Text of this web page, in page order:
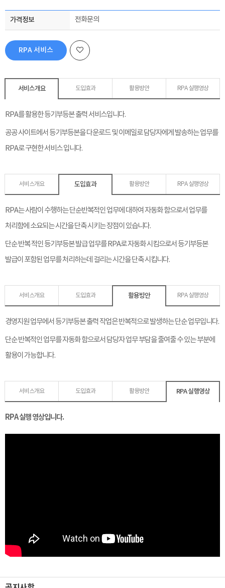
가격정보 전화문의
RPA 서비스
서비스개요 도입효과 활용방안 RPA 실행영상
RPA를 활용한 등기부등본 출력 서비스입니다.
공공 사이트에서 등기부등본을 다운로드 및 이메일로 담당자에게 발송하는 업무를
RPA로 구현한 서비스 입니다.
서비스개요 도입효과 활용방안 RPA 실행영상
RPA는 사람이 수행하는 단순반복적인 업무에 대하여 자동화 함으로서 업무를
처리함에 소요되는 시간을 단축 시키는 장점이 있습니다.
단순 반복 적인 등기부등본 발급 업무를 RPA로 자동화 시킴으로서 등기부등본
발급이 포함된 업무를 처리하는데 걸리는 시간을 단축 시킵니다.
서비스개요 도입효과 활용방안 RPA 실행영상
경영지원 업무에서 등기부등본 출력 작업은 반복적으로 발생하는 단순 업무입니다.
단순 반복적인 업무를 자동화 함으로서 담당자 업무 부담을 줄여줄 수 있는 부분에
활용이 가능합니다.
서비스개요 도입효과 활용방안 RPA 실행영상
RPA 실행 영상입니다.